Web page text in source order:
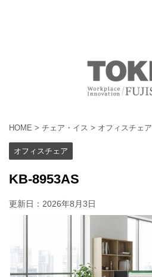
HOME > チェア・イス > オフィスチェア
オフィスチェア
KB-8953AS
更新日： 2026年8月3日